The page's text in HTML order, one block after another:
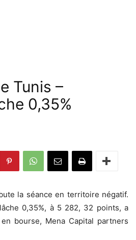
Tunis –
0,35%
la séance en territoire négatif.
0,35%, à 5 282, 32 points, a
bourse, Mena Capital partners